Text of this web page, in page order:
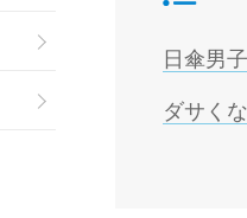
日傘男
ダサく